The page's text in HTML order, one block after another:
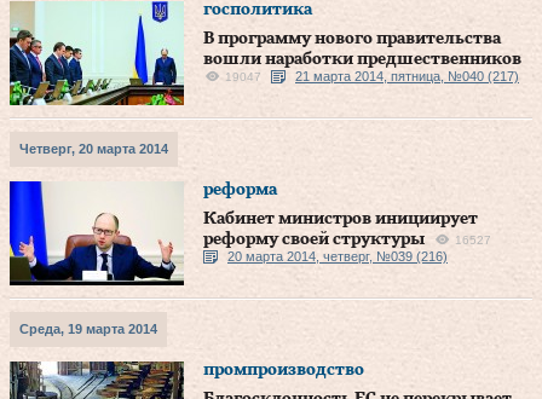
госполитика
В программу нового правительства
вошли наработки предшественников
19047 21 марта 2014, пятница, №040 (217)
Четверг, 20 марта 2014
реформа
Кабинет министров инициирует
реформу своей структуры
16527
20 марта 2014, четверг, №039 (216)
Среда, 19 марта 2014
промпроизводство